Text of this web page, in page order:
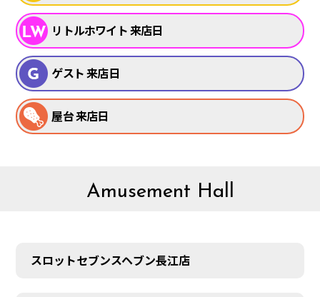
リトルホワイト 来店日
ゲスト 来店日
屋台 来店日
Amusement Hall
スロットセブンスヘブン長江店